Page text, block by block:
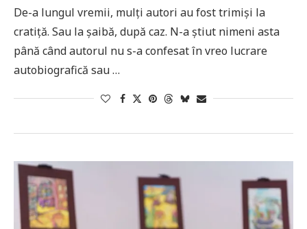
De-a lungul vremii, mulți autori au fost trimiși la
cratiță. Sau la șaibă, după caz. N-a știut nimeni asta
până când autorul nu s-a confesat în vreo lucrare
autobiografică sau …